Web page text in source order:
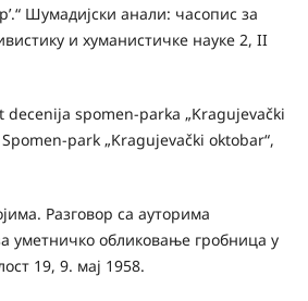
Шумадијски анали: часопис за
и хуманистичке науке 2, II
decenija spomen-parka „Kragujevački
park „Kragujevački oktobar“,
Разговор са ауторима
уметничко обликовање гробница у
19, 9. мај 1958.